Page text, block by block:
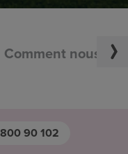
Comment nous
90 102